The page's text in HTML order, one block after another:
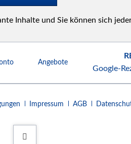
Inhalte und Sie können sich
Angebote
Google-
Impressum AGB